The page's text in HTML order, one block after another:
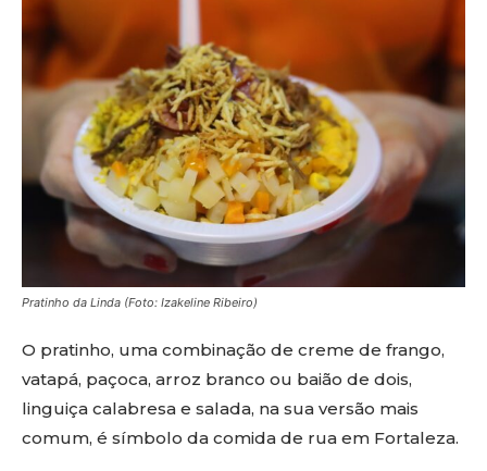
Pratinho da Linda (Foto: Izakeline Ribeiro)
O pratinho, uma combinação de creme de frango,
vatapá, paçoca, arroz branco ou baião de dois,
linguiça calabresa e salada, na sua versão mais
comum, é símbolo da comida de rua em Fortaleza.